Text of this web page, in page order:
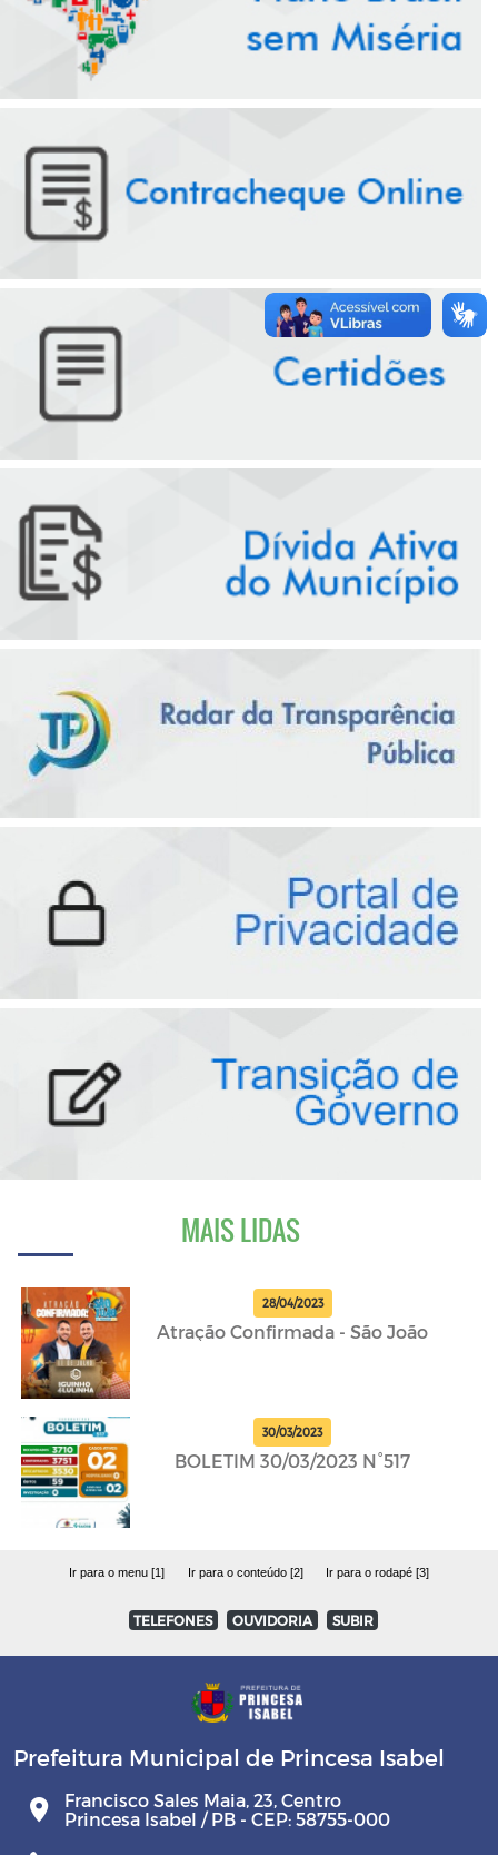
MAIS LIDAS
28/04/2023
Atração Confirmada - São João
30/03/2023
BOLETIM 30/03/2023 N°517
Ir para o menu [1] Ir para o conteúdo [2] Ir para o rodapé [3]
TELEFONES OUVIDORIA SUBIR
Prefeitura Municipal de Princesa Isabel
Francisco Sales Maia, 23, Centro
Princesa Isabel / PB - CEP: 58755-000